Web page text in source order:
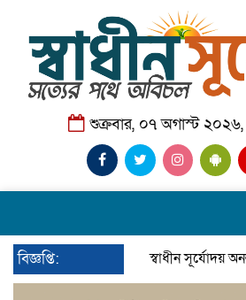
শুক্রবার, ০৭ অগাস্ট ২০২৬,
বিজ্ঞপ্তি: স্বাধীন সূর্যোদয়